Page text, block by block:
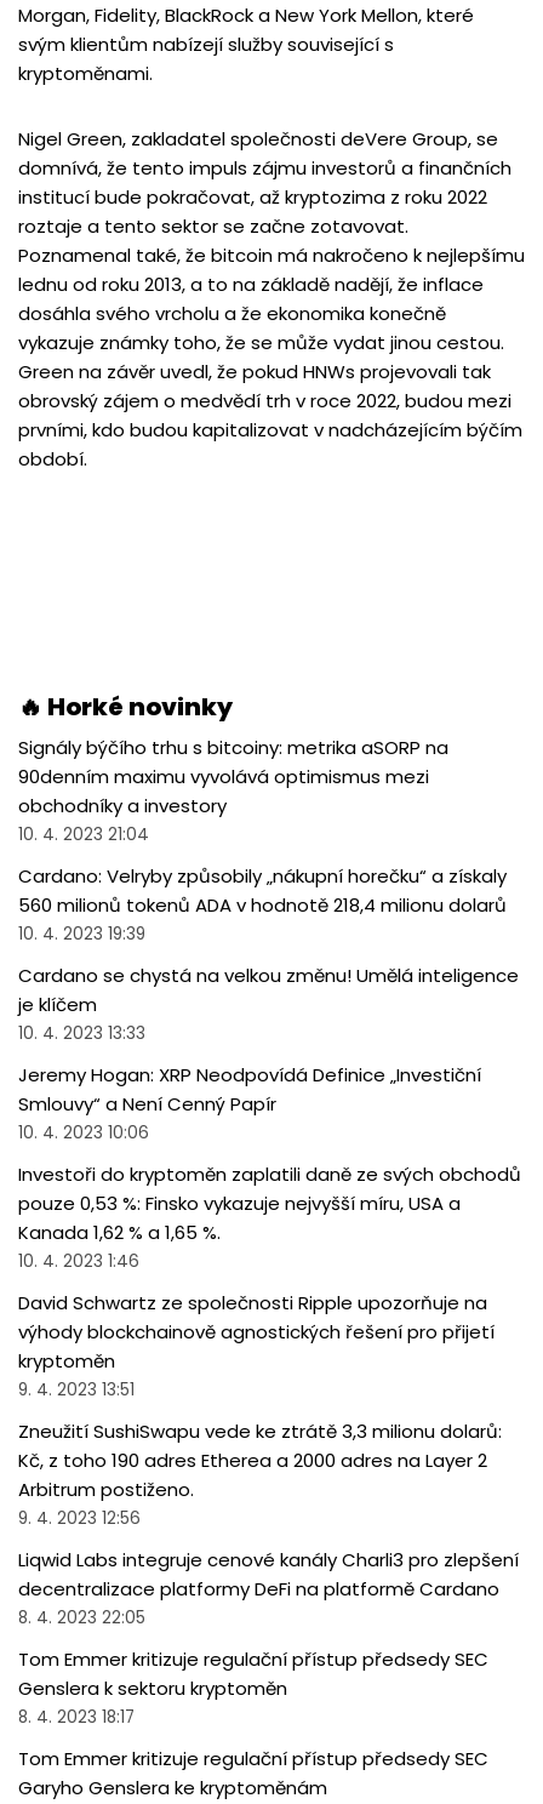
Morgan, Fidelity, BlackRock a New York Mellon, které
svým klientům nabízejí služby související s
kryptoměnami.
Nigel Green, zakladatel společnosti deVere Group, se
domnívá, že tento impuls zájmu investorů a finančních
institucí bude pokračovat, až kryptozima z roku 2022
roztaje a tento sektor se začne zotavovat.
Poznamenal také, že bitcoin má nakročeno k nejlepšímu
lednu od roku 2013, a to na základě nadějí, že inflace
dosáhla svého vrcholu a že ekonomika konečně
vykazuje známky toho, že se může vydat jinou cestou.
Green na závěr uvedl, že pokud HNWs projevovali tak
obrovský zájem o medvědí trh v roce 2022, budou mezi
prvními, kdo budou kapitalizovat v nadcházejícím býčím
období.
🔥 Horké novinky
Signály býčího trhu s bitcoiny: metrika aSORP na
90denním maximu vyvolává optimismus mezi
obchodníky a investory
10. 4. 2023 21:04
Cardano: Velryby způsobily „nákupní horečku“ a získaly
560 milionů tokenů ADA v hodnotě 218,4 milionu dolarů
10. 4. 2023 19:39
Cardano se chystá na velkou změnu! Umělá inteligence
je klíčem
10. 4. 2023 13:33
Jeremy Hogan: XRP Neodpovídá Definice „Investiční
Smlouvy“ a Není Cenný Papír
10. 4. 2023 10:06
Investoři do kryptoměn zaplatili daně ze svých obchodů
pouze 0,53 %: Finsko vykazuje nejvyšší míru, USA a
Kanada 1,62 % a 1,65 %.
10. 4. 2023 1:46
David Schwartz ze společnosti Ripple upozorňuje na
výhody blockchainově agnostických řešení pro přijetí
kryptoměn
9. 4. 2023 13:51
Zneužití SushiSwapu vede ke ztrátě 3,3 milionu dolarů:
Kč, z toho 190 adres Etherea a 2000 adres na Layer 2
Arbitrum postiženo.
9. 4. 2023 12:56
Liqwid Labs integruje cenové kanály Charli3 pro zlepšení
decentralizace platformy DeFi na platformě Cardano
8. 4. 2023 22:05
Tom Emmer kritizuje regulační přístup předsedy SEC
Genslera k sektoru kryptoměn
8. 4. 2023 18:17
Tom Emmer kritizuje regulační přístup předsedy SEC
Garyho Genslera ke kryptoměnám